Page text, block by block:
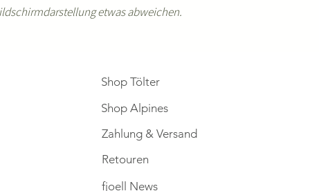
etwas abweichen.
Shop Tölter
Shop Alpines
Zahlung & Versand
Retouren
fjoell News